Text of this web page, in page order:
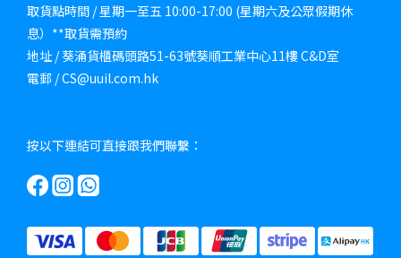
取貨點時間 / 星期一至五 10:00-17:00 (星期六及公眾假期休
息）**取貨需預約
地址 / 葵涌貨櫃碼頭路51-63號葵順工業中心11樓 C&D室
電郵 / CS@uuil.com.hk
按以下連結可直接跟我們聯繫：